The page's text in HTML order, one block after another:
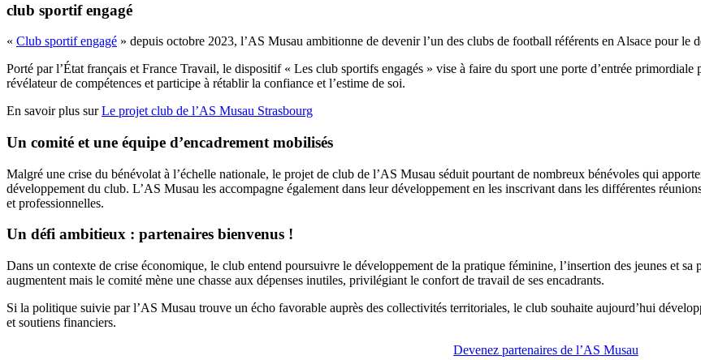
club sportif engagé
« Club sportif engagé » depuis octobre 2023, l’AS Musau ambitionne de devenir l’un des clubs de football référents en Alsace pour le
Porté par l’État français et France Travail, le dispositif « Les club sportifs engagés » vise à faire du sport une porte d’entrée
révélateur de compétences et participe à rétablir la confiance et l’estime de soi.
En savoir plus surLe projet club de l’AS Musau Strasbourg
Un comité et une équipe d’encadrement mobilisés
Malgré une crise du bénévolat à l’échelle nationale, le projet de club de l’AS Musau séduit pourtant de nombreux bénévoles qui
développement du club. L’AS Musau les accompagne également dans leur développement en les inscrivant dans les différentes
et professionnelles.
Un défi ambitieux : partenaires bienvenus !
Dans un contexte de crise économique, le club entend poursuivre le développement de la pratique féminine, l’insertion des jeunes et
augmentent mais le comité mène une chasse aux dépenses inutiles, privilégiant le confort de travail de ses encadrants.
Si la politique suivie par l’AS Musau trouve un écho favorable auprès des collectivités territoriales, le club souhaite aujourd’hui
et soutiens financiers.
Devenez partenaires de l’AS Musau